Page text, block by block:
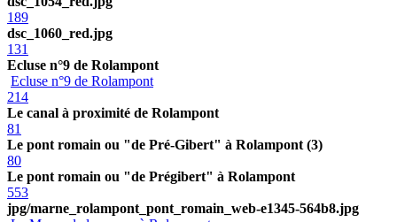
189
dsc_1060_red.jpg
131
Ecluse n°9 de Rolampont
Ecluse n°9 de Rolampont
214
Le canal à proximité de Rolampont
81
Le pont romain ou "de Pré-Gibert" à Rolampont (3)
80
Le pont romain ou "de Prégibert" à Rolampont
553
jpg/marne_rolampont_pont_romain_web-e1345-564b8.jpg